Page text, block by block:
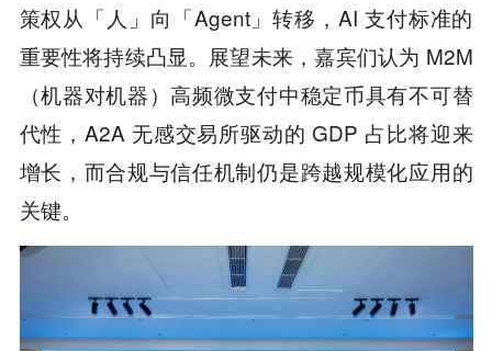
策权从「人」向「Agent」转移，AI 支付标准的
重要性将持续凸显。展望未来，嘉宾们认为 M2M
（机器对机器）高频微支付中稳定币具有不可替
代性，A2A 无感交易所驱动的 GDP 占比将迎来
增长，而合规与信任机制仍是跨越规模化应用的
关键。